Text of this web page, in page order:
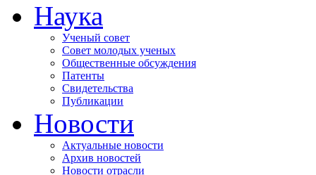
Наука
Ученый совет
Совет молодых ученых
Общественные обсуждения
Патенты
Свидетельства
Публикации
Новости
Актуальные новости
Архив новостей
Новости отрасли